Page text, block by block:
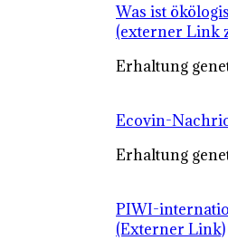
Was ist
(externer Link
Erhaltung
Ecovin-
Erhaltung
PIWI-
(Externer Link)